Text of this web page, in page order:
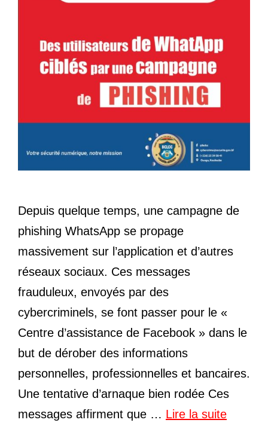
Depuis quelque temps, une campagne de
phishing WhatsApp se propage
massivement sur l’application et d’autres
réseaux sociaux. Ces messages
frauduleux, envoyés par des
cybercriminels, se font passer pour le «
Centre d’assistance de Facebook » dans le
but de dérober des informations
personnelles, professionnelles et bancaires.
Une tentative d’arnaque bien rodée Ces
messages affirment que … Lire la suite